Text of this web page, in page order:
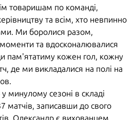
товаришам по команді,
та всім, хто невпинно
Ми боролися разом,
та вдосконалювалися
пам'ятатиму кожен гол, кожну
де ми викладалися на полі на
минулому сезоні в складі
матчів, записавши до свого
Олександр є вихованцем